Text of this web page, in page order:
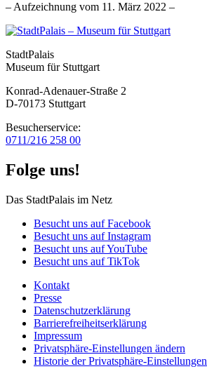
– Aufzeichnung vom 11. März 2022 –
StadtPalais
Museum für Stuttgart
Konrad-Adenauer-Straße 2
D-70173 Stuttgart
Besucherservice:
0711/216 258 00
Folge uns!
Das StadtPalais im Netz
Besucht uns auf Facebook
Besucht uns auf Instagram
Besucht uns auf YouTube
Besucht uns auf TikTok
Kontakt
Presse
Datenschutz­erklärung
Barrierefreiheitserklärung
Impressum
Privatsphäre-Einstellungen ändern
Historie der Privatsphäre-Einstellungen